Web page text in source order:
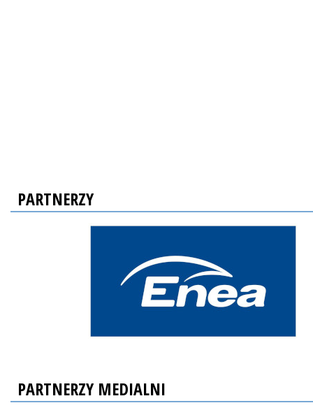
PARTNERZY
PARTNERZY MEDIALNI